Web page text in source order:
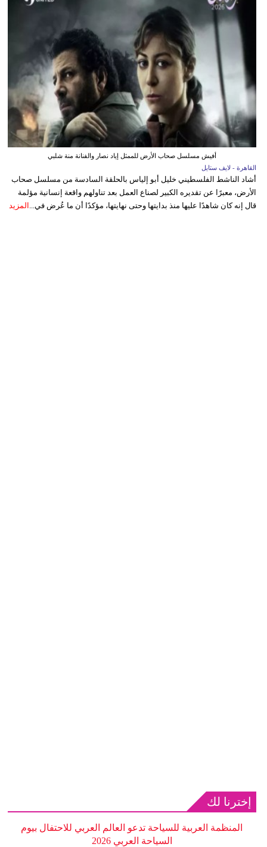
أفيش مسلسل صحاب الأرض للممثل إياد نصار والفنانة منة شلبي
القاهرة - لايف ستايل
أشاد الناشط الفلسطيني خليل أبو إلياس بالحلقة السادسة من مسلسل صحاب
الأرض، معبرًا عن تقديره الكبير لصناع العمل بعد تناولهم واقعة إنسانية مؤلمة
قال إنه كان شاهدًا عليها منذ بدايتها وحتى نهايتها، مؤكدًا أن ما عُرض في... المزيد
إخترنا لك
المنظمة العربية للسياحة تدعو العالم العربي للاحتفال بيوم
السياحة العربي 2026